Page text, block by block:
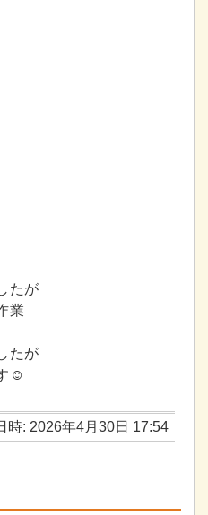
たが
業
たが
☺
時: 2026年4月30日 17:54